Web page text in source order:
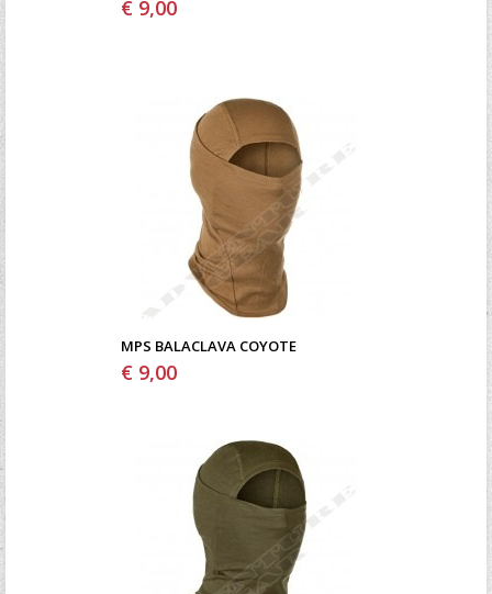
€ 9,00
MPS BALACLAVA COYOTE
€ 9,00